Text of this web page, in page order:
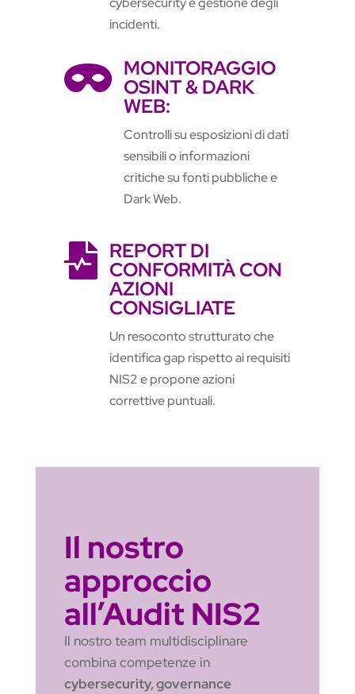
incidenti.
 MONITORAGGIO
OSINT & DARK
WEB:
Controlli su esposizioni di dati
sensibili o informazioni
critiche su fonti pubbliche e
Dark Web.
 REPORT DI
CONFORMITÀ CON
AZIONI
CONSIGLIATE
Un resoconto strutturato che
identifica gap rispetto ai requisiti
NIS2 e propone azioni
correttive puntuali.
Il nostro
approccio
all’Audit NIS2
Il nostro team multidisciplinare
combina competenze in
cybersecurity, governance